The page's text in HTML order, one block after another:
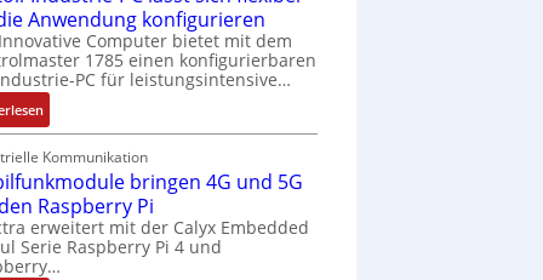
Anwendung konfigurieren
Computer bietet mit dem
1785 einen konfigurierbaren
PC für leistungsintensive…
:
1
9
-
Z
o
l
l
Kommunikation
bringen 4G und 5G
Raspberry Pi
erweitert mit der Calyx Embedded
Serie Raspberry Pi 4 und